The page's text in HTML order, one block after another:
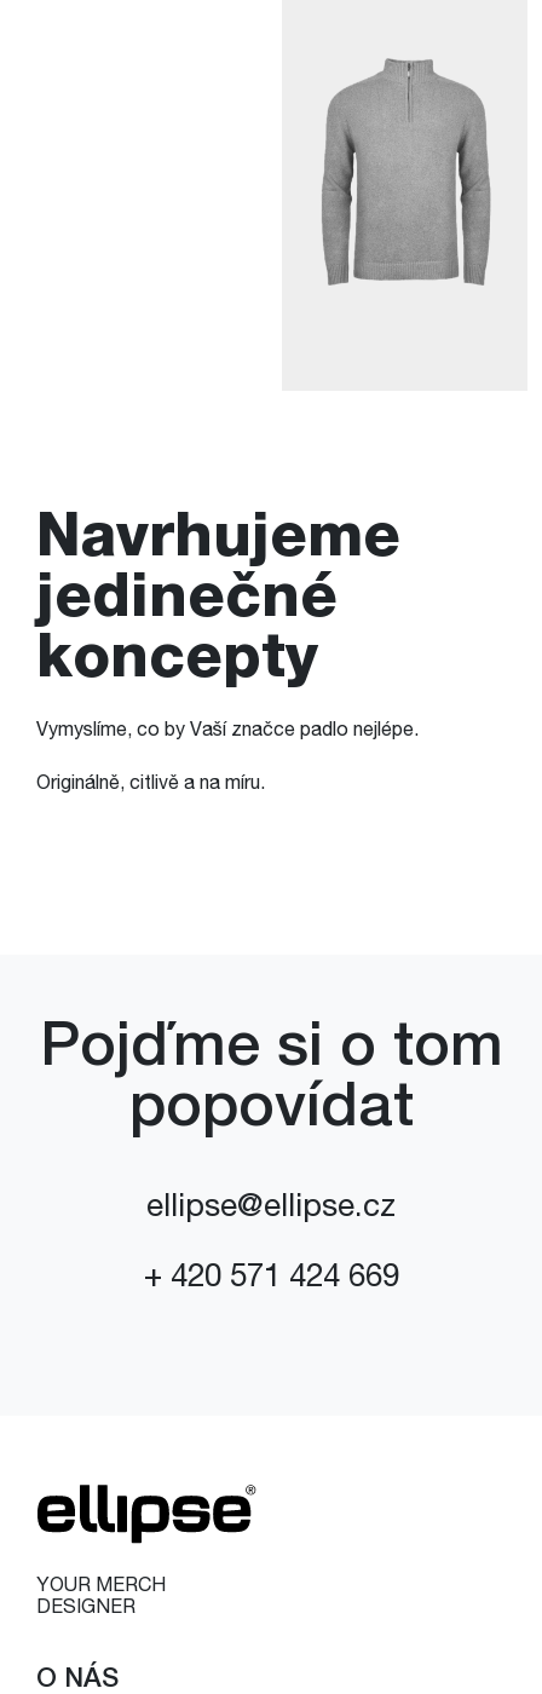
Navrhujeme
jedinečné
koncepty
Vymyslíme, co by Vaší značce padlo nejlépe.
Originálně, citlivě a na míru.
Pojďme si o tom
popovídat
ellipse@ellipse.cz
+ 420 571 424 669
YOUR MERCH
DESIGNER
O NÁS